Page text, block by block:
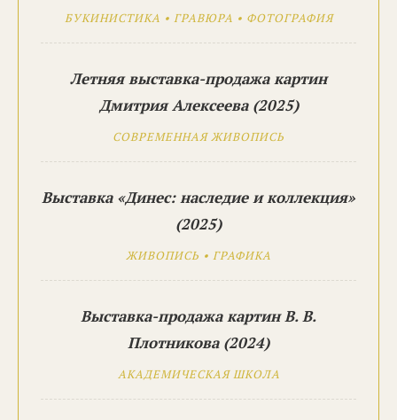
БУКИНИСТИКА • ГРАВЮРА • ФОТОГРАФИЯ
Летняя выставка-продажа картин
Дмитрия Алексеева (2025)
СОВРЕМЕННАЯ ЖИВОПИСЬ
Выставка «Динес: наследие и коллекция»
(2025)
ЖИВОПИСЬ • ГРАФИКА
Выставка-продажа картин В. В.
Плотникова (2024)
АКАДЕМИЧЕСКАЯ ШКОЛА